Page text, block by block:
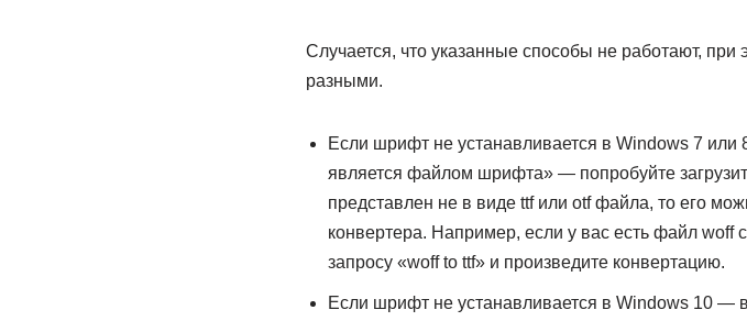
Случается, что указанные способы не работают,
разными.
Если шрифт не устанавливается в Windows 7
является файлом шрифта» — попробуйте
представлен не в виде ttf или otf файла, то его
конвертера. Например, если у вас есть файл
запросу «woff to ttf» и произведите конвертацию.
Если шрифт не устанавливается в Windows 10